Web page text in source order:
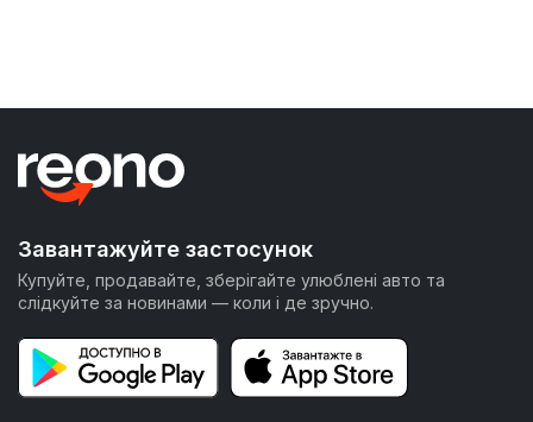
Завантажуйте застосунок
Купуйте, продавайте, зберігайте улюблені авто та
слідкуйте за новинами — коли і де зручно.